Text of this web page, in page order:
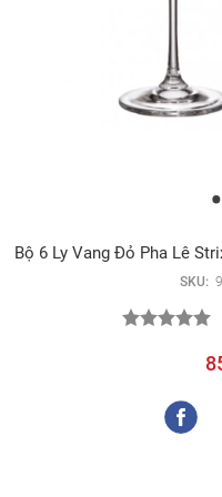
Bộ 6 Ly Vang Đỏ Pha Lê
SKU: